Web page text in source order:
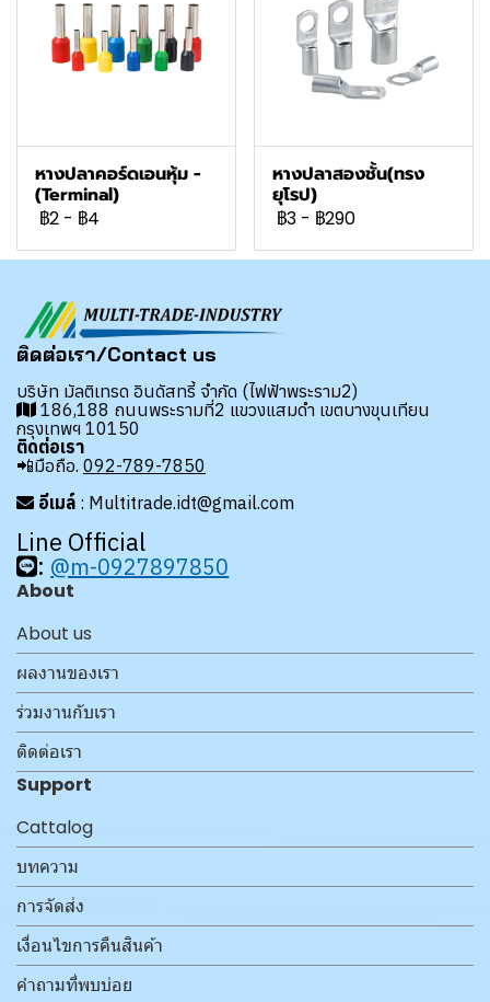
หางปลาคอร์ดเอนหุ้ม -
(Terminal)
฿2 - ฿4
หางปลาสองชั้น(ทรง
ยุโรป)
฿3 - ฿290
ติดต่อเรา/Contact us
บริษัท มัลติเทรด อินดัสทรี้ จำกัด (ไฟฟ้าพระราม2)
186,188 ถนนพระรามที่2 แขวงแสมดำ เขตบางขุนเทียน
กรุงเทพฯ 10150
ติดต่อเรา
📲มือถือ. 092-789-7850
อีเมล์ : Multitrade.idt@gmail.com
Line Official
: @m-0927897850
About
About us
ผลงานของเรา
ร่วมงานกับเรา
ติดต่อเรา
Support
Cattalog
บทความ
การจัดส่ง
เงื่อนไขการคืนสินค้า
คำถามที่พบบ่อย